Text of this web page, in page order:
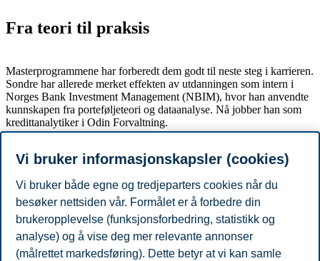
Fra teori til praksis
Masterprogrammene har forberedt dem godt til neste steg i karrieren.
Sondre har allerede merket effekten av utdanningen som intern i
Norges Bank Investment Management (NBIM), hvor han anvendte
kunnskapen fra porteføljeteori og dataanalyse. Nå jobber han som
kredittanalytiker i Odin Forvaltning.
Micaela har valgt å forfølge en akademisk karriere og er nå Ph.D.-
– Masterprogrammet har gitt meg et sterkt grunnlag og mange
spennende ideer som kan påvirke min forskningsagenda.
Del artikkelen:
Vi bruker informasjonskapsler (cookies)
Vi bruker både egne og tredjeparters cookies når du
besøker nettsiden vår. Formålet er å forbedre din
brukeropplevelse (funksjonsforbedring, statistikk og
analyse) og å vise deg mer relevante annonser
(målrettet markedsføring). Dette betyr at vi kan samle